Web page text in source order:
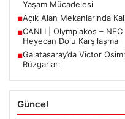
Yaşam Mücadelesi
■Açık Alan Mekanlarında
■CANLI | Olympiakos –
Heyecan Dolu Karşılaşma
■Galatasaray’da Victor
Rüzgarları
Güncel